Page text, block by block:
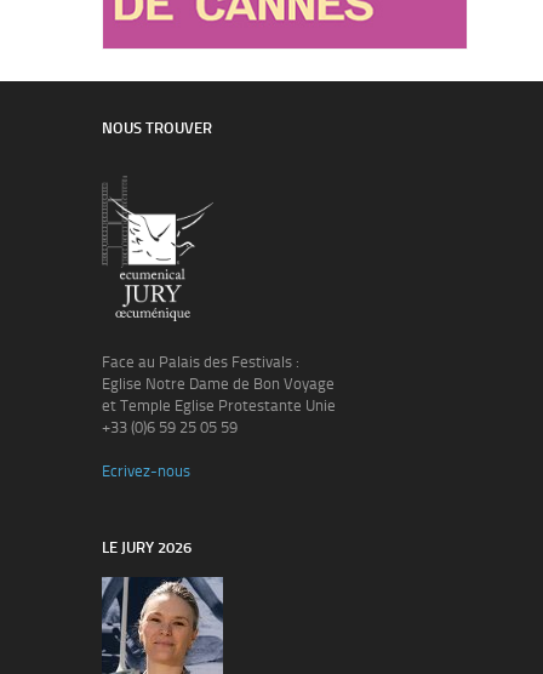
NOUS TROUVER
Face au Palais des Festivals :
Eglise Notre Dame de Bon Voyage
et Temple Eglise Protestante Unie
+33 (0)6 59 25 05 59
Ecrivez-nous
LE JURY 2026